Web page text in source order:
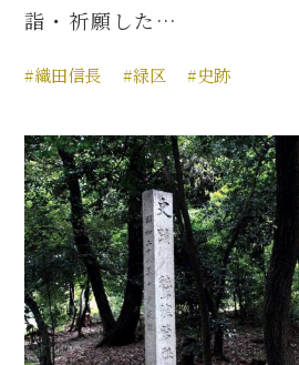
詣・祈願した…
#織田信長 #緑区 #史跡